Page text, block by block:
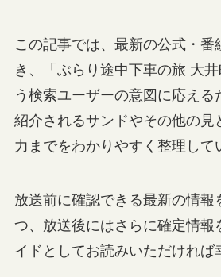
この記事では、最新の公式・番
き、「ぶらり途中下車の旅 大
う検索ユーザーの意図に応える
紹介されるサンドやその他の見
力までをわかりやすく整理して
放送前に確認できる最新の情報
つ、放送後にはさらに確定情報
イドとしてお読みいただければ